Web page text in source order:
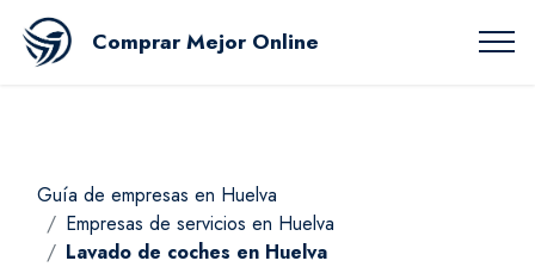
Comprar Mejor Online
Guía de empresas en Huelva
Empresas de servicios en Huelva
Lavado de coches en Huelva